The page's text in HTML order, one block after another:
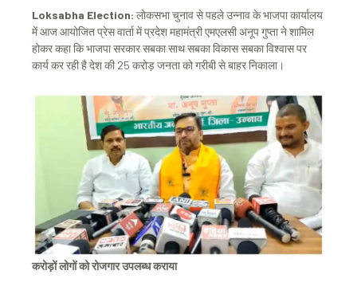
Loksabha Election: लोकसभा चुनाव से पहले उन्नाव के भाजपा कार्यालय
में आज आयोजित प्रेस वार्ता में प्रदेश महामंत्री एमएलसी अनूप गुप्ता ने शामिल
होकर कहा कि भाजपा सरकार सबका साथ सबका विकास सबका विश्वास पर
कार्य कर रही है देश की 25 करोड़ जनता को गरीबी से बाहर निकाला।
करोड़ों लोगों को रोजगार उपलब्धकराया